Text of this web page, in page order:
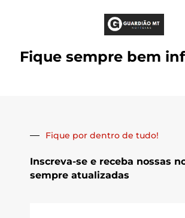
Fique sempre bem
Fique por dentro de tudo!
Inscreva-se e receba nossas
sempre atualizadas